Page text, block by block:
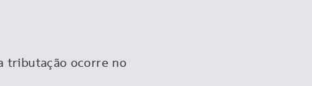
tributação ocorre no